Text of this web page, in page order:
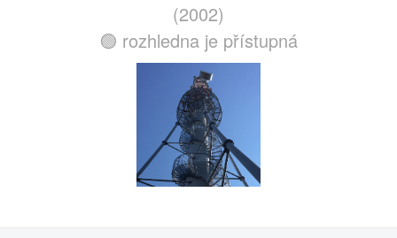
(2002)
🟢 rozhledna je přístupná